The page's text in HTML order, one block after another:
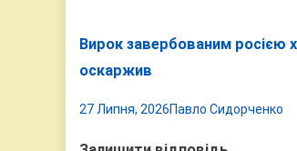
Вирок завербованим росією
оскаржив
27 Липня, 2026Павло Сидорченко